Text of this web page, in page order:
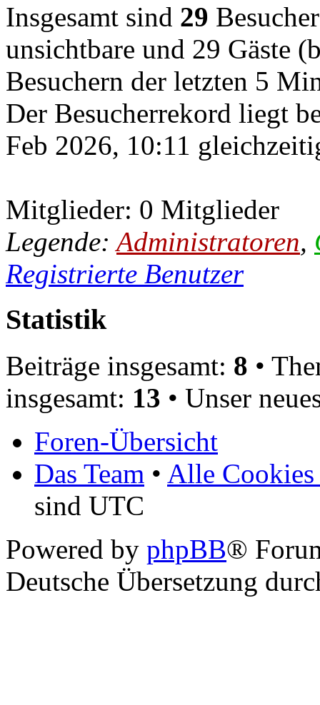
Insgesamt sind 29
unsichtbare und 29 Gäste
Besuchern der letzten 5
Der Besucherrekord liegt
Feb 2026, 10:11
Mitglieder: 0 Mitglieder
Legende: Administratoren,
Registrierte Benutzer
Statistik
Beiträge insgesamt: 8 •
insgesamt: 13 • Unser
Foren-Übersicht
Das Team • Alle Cookies
sind UTC
Powered by phpBB®
Deutsche Übersetzung